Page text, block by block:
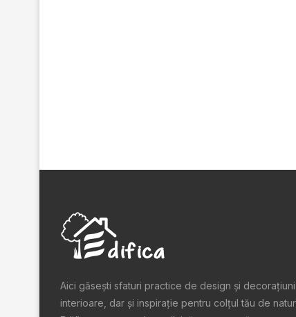
Aici găsești sfaturi practice de design şi decoraţiuni
interioare, dar și inspiraţie pentru colţul tău de